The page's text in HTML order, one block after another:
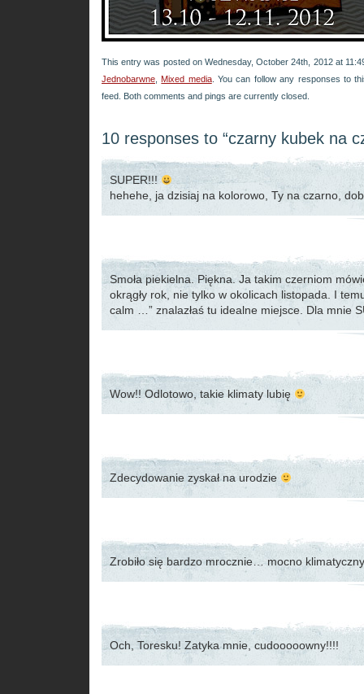
This entry was posted on Wednesday, October 24th, 2012 at
Jednobarwne
Mixed media. You can follow any responses to
feed. Both comments and pings are currently closed.
10 responses to “czarny kubek na
SUPER!!!
hehehe, ja dzisiaj na kolorowo, Ty na czarno,
Smoła piekielna. Piękna. Ja takim czerniom
okrągły rok, nie tylko w okolicach listopada. I
calm …” znalazłaś tu idealne miejsce. Dla mnie
Wow!! Odlotowo, takie klimaty lubię
Zdecydowanie zyskał na urodzie
Zrobiło się bardzo mrocznie… mocno
Och, Toresku! Zatyka mnie, cudooooowny!!!!